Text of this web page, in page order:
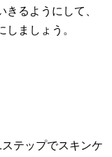
るようにして、
ましょう。
テップでスキンケ